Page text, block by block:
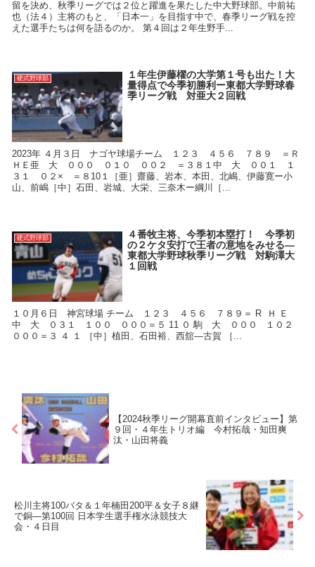
留を決め、秋季リーグでは２位と躍進を果たした中大野球部。中前祐
也（法４）主将のもと、「日本一」を目指す中で、春季リーグ戦を控
えた選手たちは何を語るのか。 第４回は２年生野手...
硬式野球部
１年生伊藤櫂の大学第１号も出た！大
量得点で今季初勝利ー東都大学野球春
季リーグ戦 対亜大２回戦
2023年 ４月３日 ナゴヤ球場チーム １２３ ４５６ ７８９ ＝Ｒ
ＨＥ亜 大 ０００ ０１０ ００２ ＝３８１中 大 ００１ １
３１ ０２× ＝８10１［亜］齋藤、岩本、本田、北嶋、伊藤寛ー小
山、前嶋［中］石田、岩城、大栄、三奈木ー綱川［...
硬式野球部
４番牧主将、今季初本塁打！ 今季初
の２ケタ安打で王者の意地をみせる—
東都大学野球秋季リーグ戦 対駒澤大
１回戦
１０月６日 神宮球場 チーム １２３ ４５６ ７８９＝ R Ｈ Ｅ
中 大 ０３１ １００ ０００＝５ 11 ０ 駒 大 ０００ １０２
０００＝３ ４ １ ［中］植田、石田裕、西舘―古賀 ［...
【2024秋季リーグ開幕直前インタビュー】第
９回・４年生トリオ編 今村拓哉・知田爽
汰・山田将義
松川主将100バタ＆１年楠田200平＆女子８継
で銅―第100回 日本学生選手権水泳競技大
会・４日目